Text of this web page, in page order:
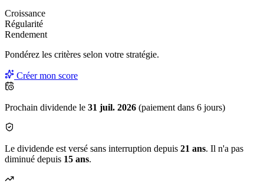
Croissance
Régularité
Rendement
Pondérez les critères selon votre stratégie.
Créer mon score
Prochain dividende le 31 juil. 2026 (paiement dans 6 jours)
Le dividende est versé sans interruption depuis 21 ans. Il n'a pas
diminué depuis 15 ans.